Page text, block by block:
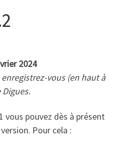
2024
vous (en haut à
vous pouvez dès à présent
Pour cela :